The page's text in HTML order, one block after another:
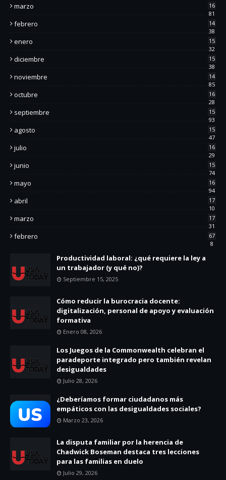
marzo
16
81
febrero
14
38
enero
15
32
diciembre
15
38
noviembre
14
85
octubre
16
28
septiembre
15
93
agosto
15
47
julio
16
29
junio
15
74
mayo
16
94
abril
17
10
marzo
17
31
febrero
67
8
Productividad laboral: ¿qué requiere la ley a
un trabajador (y qué no)?
Septiembre 15, 2025
Cómo reducir la burocracia docente:
digitalización, personal de apoyo y evaluación
formativa
Enero 08, 2026
Los Juegos de la Commonwealth celebran el
paradeporte integrado pero también revelan
desigualdades
Julio 28, 2026
¿Deberíamos formar ciudadanos más
empáticos con las desigualdades sociales?
Marzo 23, 2026
La disputa familiar por la herencia de
Chadwick Boseman destaca tres lecciones
para las familias en duelo
Julio 29, 2026